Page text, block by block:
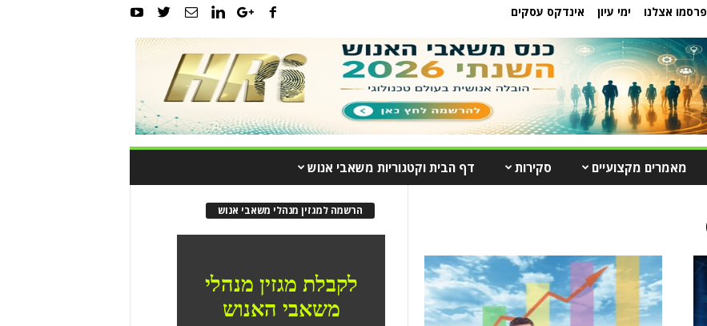
פרסמו אצלנו ימי עיון אינדקס עסקים
מאמרים מקצועיים סקירות דף הבית וקטגוריות משאבי אנוש
הרשמה למגזין מנהלי משאבי אנוש